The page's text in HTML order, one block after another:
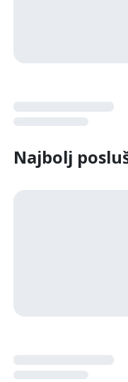
Najbolj